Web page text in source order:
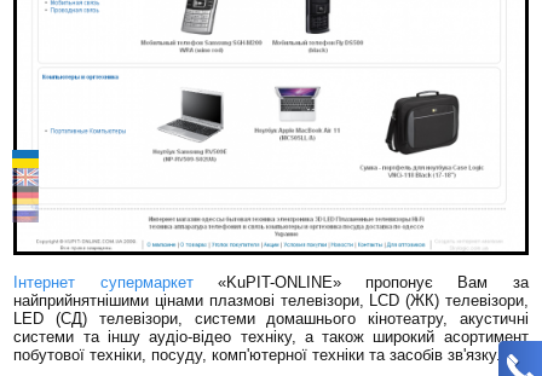
Інтернет супермаркет«KuPIT-ONLINE» пропонує Вам за
найприйнятнішими цінами плазмові телевізори, LCD (ЖК) телевізори,
LED (СД) телевізори, системи домашнього кінотеатру, акустичні
системи та іншу аудіо-відео техніку, а також широкий асортимент
побутової техніки, посуду, комп'ютерної техніки та засобів зв'язку.